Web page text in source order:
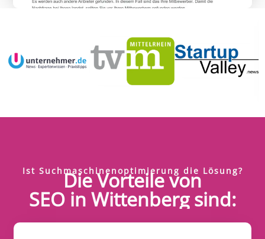
Ist Suchmaschinenoptimierung die Lösung?
Die Vorteile von
SEO in Wittenberg sind: